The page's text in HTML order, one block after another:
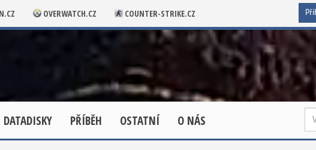
OVERWATCH.CZ COUNTER-STRIKE.CZ
DATADISKY PŘÍBĚH OSTATNÍ O NÁS